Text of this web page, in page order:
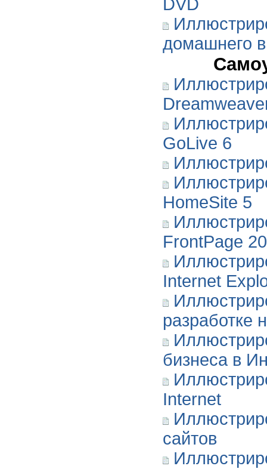
DVD
домашнего
GoLive 6
HomeSite 5
FrontPage
Internet
разработке
бизнеса в
Internet
сайтов